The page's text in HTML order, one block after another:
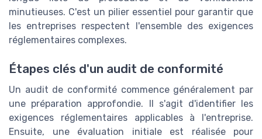
minutieuses. C'est un pilier essentiel pour garantir que
les entreprises respectent l'ensemble des exigences
réglementaires complexes.
Étapes clés d'un audit de conformité
Un audit de conformité commence généralement par
une préparation approfondie. Il s'agit d'identifier les
exigences réglementaires applicables à l'entreprise.
Ensuite, une évaluation initiale est réalisée pour